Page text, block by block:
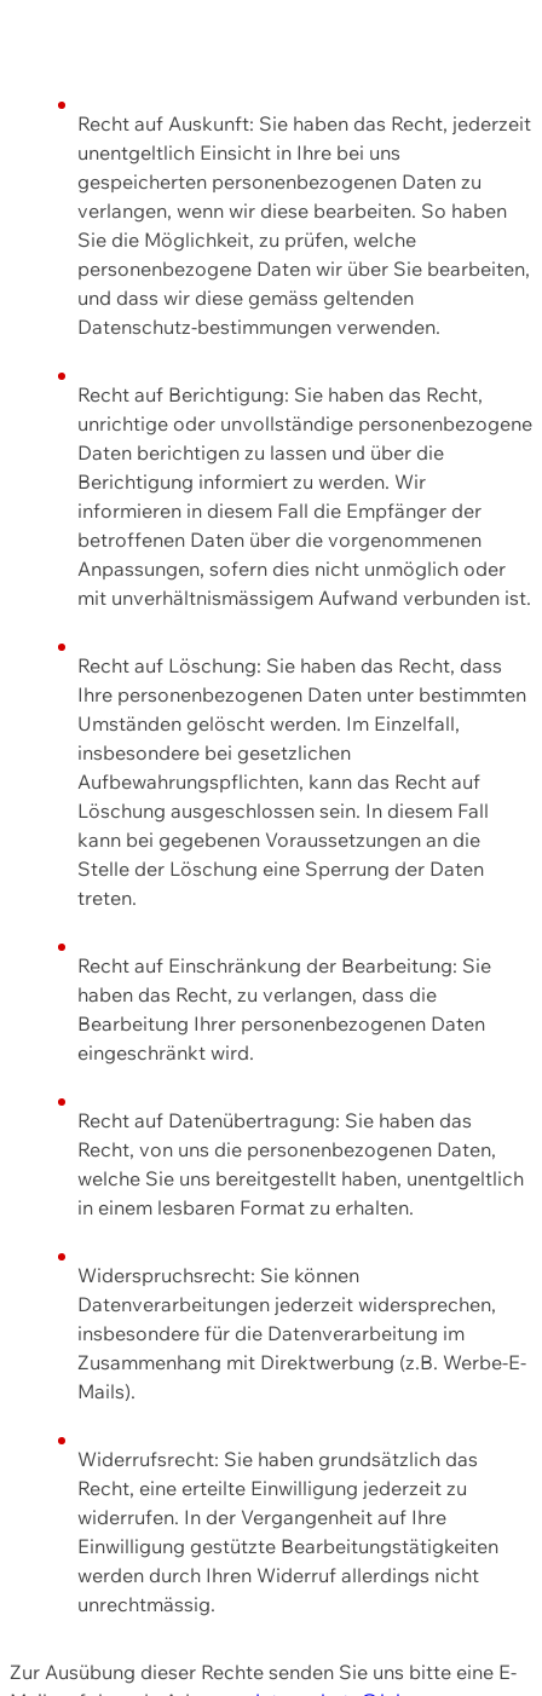
Recht auf Auskunft: Sie haben das Recht, jederzeit
unentgeltlich Einsicht in Ihre bei uns
gespeicherten personenbezogenen Daten zu
verlangen, wenn wir diese bearbeiten. So haben
Sie die Möglichkeit, zu prüfen, welche
personenbezogene Daten wir über Sie bearbeiten,
und dass wir diese gemäss geltenden
Datenschutz-bestimmungen verwenden.
Recht auf Berichtigung: Sie haben das Recht,
unrichtige oder unvollständige personenbezogene
Daten berichtigen zu lassen und über die
Berichtigung informiert zu werden. Wir
informieren in diesem Fall die Empfänger der
betroffenen Daten über die vorgenommenen
Anpassungen, sofern dies nicht unmöglich oder
mit unverhältnismässigem Aufwand verbunden ist.
Recht auf Löschung: Sie haben das Recht, dass
Ihre personenbezogenen Daten unter bestimmten
Umständen gelöscht werden. Im Einzelfall,
insbesondere bei gesetzlichen
Aufbewahrungspflichten, kann das Recht auf
Löschung ausgeschlossen sein. In diesem Fall
kann bei gegebenen Voraussetzungen an die
Stelle der Löschung eine Sperrung der Daten
treten.
Recht auf Einschränkung der Bearbeitung: Sie
haben das Recht, zu verlangen, dass die
Bearbeitung Ihrer personenbezogenen Daten
eingeschränkt wird.
Recht auf Datenübertragung: Sie haben das
Recht, von uns die personenbezogenen Daten,
welche Sie uns bereitgestellt haben, unentgeltlich
in einem lesbaren Format zu erhalten.
Widerspruchsrecht: Sie können
Datenverarbeitungen jederzeit widersprechen,
insbesondere für die Datenverarbeitung im
Zusammenhang mit Direktwerbung (z.B. Werbe-E-
Mails).
Widerrufsrecht: Sie haben grundsätzlich das
Recht, eine erteilte Einwilligung jederzeit zu
widerrufen. In der Vergangenheit auf Ihre
Einwilligung gestützte Bearbeitungstätigkeiten
werden durch Ihren Widerruf allerdings nicht
unrechtmässig.
Zur Ausübung dieser Rechte senden Sie uns bitte eine E-